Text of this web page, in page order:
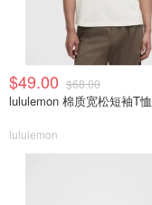
$49.00 $68.00
lululemon 棉质宽松短袖T恤
lululemon